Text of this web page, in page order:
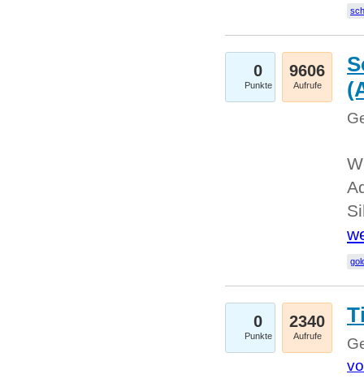
0
Punkte
9606
Aufrufe
0
Punkte
2340
Aufrufe